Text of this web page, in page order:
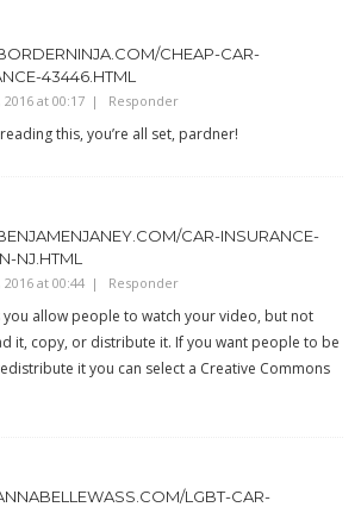
CHEAP-CAR-
43446.HTML
2016 at 00:17 Responder
reading this, you’re all set, pardner!
CAR-INSURANCE-
NJ.HTML
2016 at 00:44 Responder
you allow people to watch your video, but not
it, copy, or distribute it. If you want people to be
it you can select a Creative Commons
LGBT-CAR-